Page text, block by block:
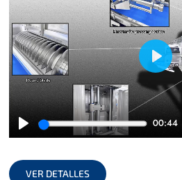
Play
00:44
Play
VER DETALLES